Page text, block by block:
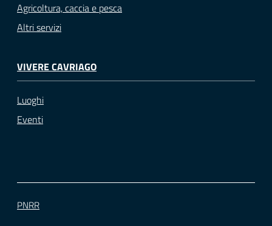
Agricoltura, caccia e pesca
Altri servizi
VIVERE CAVRIAGO
Luoghi
Eventi
PNRR